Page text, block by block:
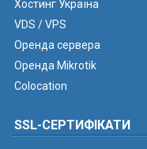
Хостинг Україна
VDS / VPS
Оренда сервера
Оренда Mikrotik
Colocation
SSL-СЕРТИФІКАТИ